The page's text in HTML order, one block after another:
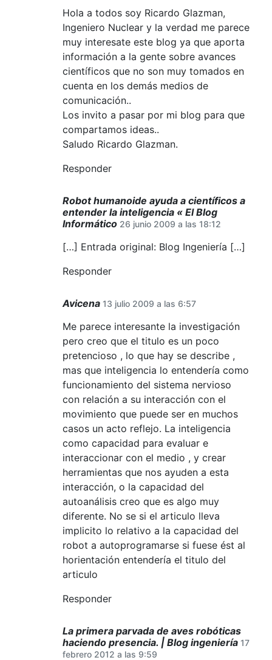
Hola a todos soy Ricardo Glazman,
Ingeniero Nuclear y la verdad me parece
muy interesate este blog ya que aporta
información a la gente sobre avances
científicos que no son muy tomados en
cuenta en los demás medios de
comunicación..
Los invito a pasar por mi blog para que
compartamos ideas..
Saludo Ricardo Glazman.
Responder
Robot humanoide ayuda a científicos a
entender la inteligencia « El Blog
Informático 26 junio 2009 a las 18:12
[…] Entrada original: Blog Ingeniería […]
Responder
Avicena 13 julio 2009 a las 6:57
Me parece interesante la investigación
pero creo que el titulo es un poco
pretencioso , lo que hay se describe ,
mas que inteligencia lo entendería como
funcionamiento del sistema nervioso
con relación a su interacción con el
movimiento que puede ser en muchos
casos un acto reflejo. La inteligencia
como capacidad para evaluar e
interaccionar con el medio , y crear
herramientas que nos ayuden a esta
interacción, o la capacidad del
autoanálisis creo que es algo muy
diferente. No se si el articulo lleva
implicito lo relativo a la capacidad del
robot a autoprogramarse si fuese ést al
horientación entendería el titulo del
articulo
Responder
La primera parvada de aves robóticas
haciendo presencia. | Blog ingeniería 17
febrero 2012 a las 9:59